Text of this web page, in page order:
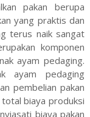
pakan berupa
yang praktis dan
terus naik sangat
komponen
ayam pedaging.
ayam pedaging
pembelian pakan
biaya produksi
biaya pakan